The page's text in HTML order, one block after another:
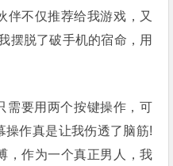
伴不仅推荐给我游戏，又
摆脱了破手机的宿命，用
需要用两个按键操作，可
操作真是让我伤透了脑筋!
，作为一个真正男人，我